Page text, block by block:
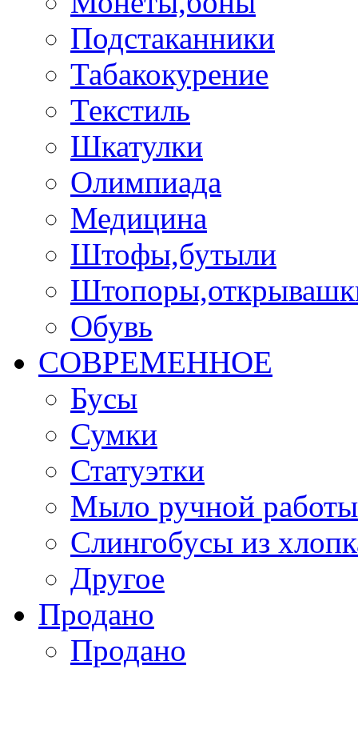
Подстаканники
Табакокурение
Текстиль
Шкатулки
Олимпиада
Медицина
Штофы,бутыли
Обувь
СОВРЕМЕННОЕ
Бусы
Сумки
Статуэтки
Мыло ручной работы
Слингобусы из
Другое
Продано
Продано